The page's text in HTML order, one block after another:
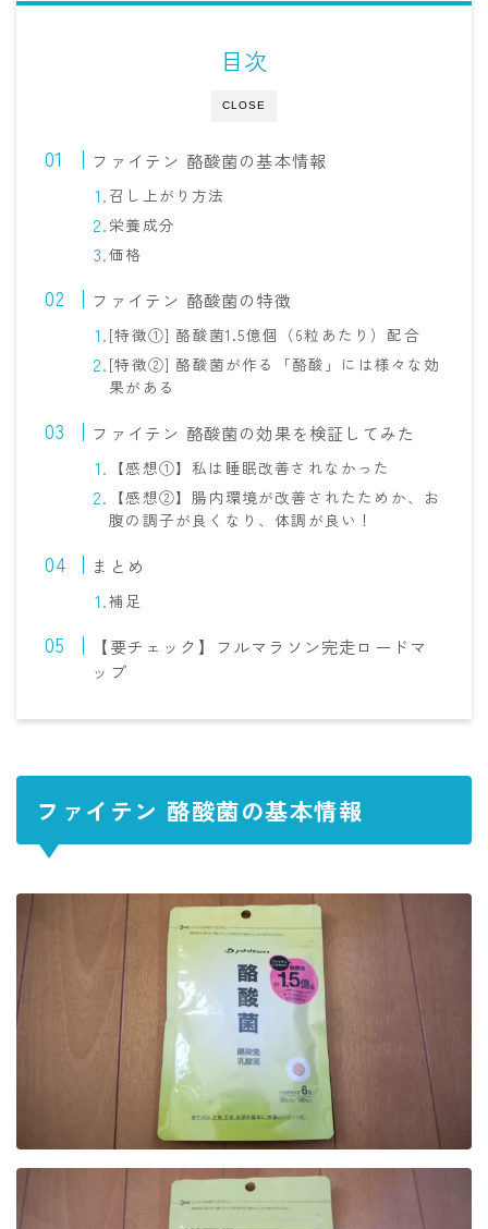
CLOSE
目次
ファイテン 酪酸菌の基本情報
召し上がり方法
栄養成分
価格
ファイテン 酪酸菌の特徴
[特徴①] 酪酸菌1.5億個（6粒あたり）配合
[特徴②] 酪酸菌が作る「酪酸」には様々な効
果がある
ファイテン 酪酸菌の効果を検証してみた
【感想①】私は睡眠改善されなかった
【感想②】腸内環境が改善されたためか、お
腹の調子が良くなり、体調が良い！
まとめ
補足
【要チェック】フルマラソン完走ロードマ
ップ
ファイテン 酪酸菌の基本情報